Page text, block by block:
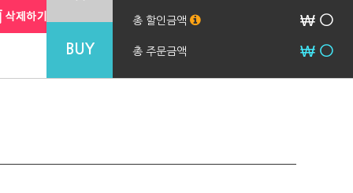
BUY
총 할인금액 ₩ 0
총 주문금액 ₩ 0